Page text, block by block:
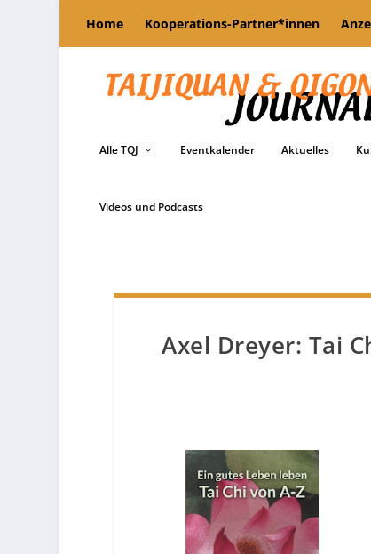
Home Kooperations-Partner*innen
Alle TQJ Eventkalender Aktuelles
Videos und Podcasts
Axel Dreyer: Tai